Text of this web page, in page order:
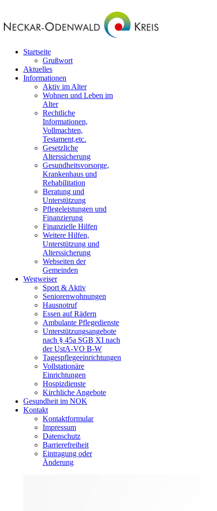
Startseite
Grußwort
Aktuelles
Informationen
Aktiv im Alter
Wohnen und Leben im
Alter
Rechtliche
Informationen,
Vollmachten,
Testament,etc.
Gesetzliche
Alterssicherung
Gesundheitsvorsorge,
Krankenhaus und
Rehabilitation
Beratung und
Unterstützung
Pflegeleistungen und
Finanzierung
Finanzielle Hilfen
Weitere Hilfen,
Unterstützung und
Alterssicherung
Webseiten der
Gemeinden
Wegweiser
Sport & Aktiv
Seniorenwohnungen
Hausnotruf
Essen auf Rädern
Ambulante Pflegedienste
Unterstützungsangebote
nach § 45a SGB XI nach
der UstA-VO B-W
Tagespflegeeinrichtungen
Vollstationäre
Einrichtungen
Hospizdienste
Kirchliche Angebote
Gesundheit im NOK
Kontakt
Kontaktformular
Impressum
Datenschutz
Barrierefreiheit
Eintragung oder
Änderung